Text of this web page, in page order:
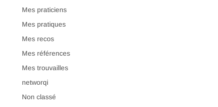
Mes praticiens
Mes pratiques
Mes recos
Mes références
Mes trouvailles
networqi
Non classé